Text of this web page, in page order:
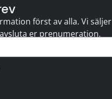
först av alla. Vi säljer
er prenumeration.